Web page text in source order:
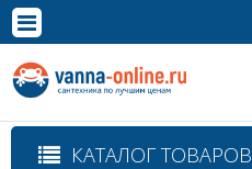
Полная версия сайта
КАТАЛОГ ТОВАРОВ